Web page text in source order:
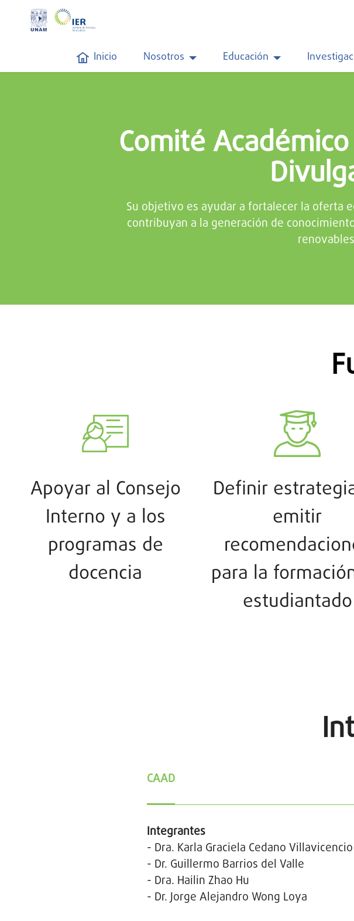
Inicio Nosotros Educación
Comité
Su objetivo es ayudar a fortalecer la oferta
contribuyan a la generación de
Apoyar al Consejo
Interno y a los
programas de
docencia
Definir
emitir
para la
estudiantado
CAAD
Integrantes
- Dra. Karla Graciela Cedano
- Dr. Guillermo Barrios del Valle
- Dra. Hailin Zhao Hu
- Dr. Jorge Alejandro Wong Loya